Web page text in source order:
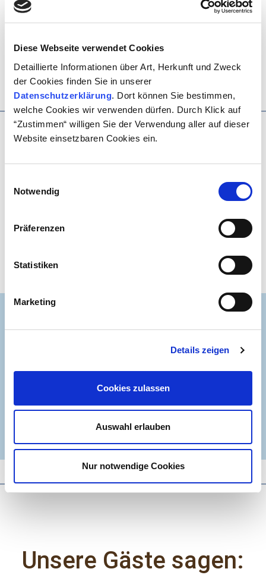
Diese Webseite verwendet Cookies
Detaillierte Informationen über Art, Herkunft und Zweck
der Cookies finden Sie in unserer
Datenschutzerklärung. Dort können Sie bestimmen,
welche Cookies wir verwenden dürfen. Durch Klick auf
“Zustimmen“ willigen Sie der Verwendung aller auf dieser
Website einsetzbaren Cookies ein.
Notwendig
Präferenzen
Statistiken
Marketing
Details zeigen
Cookies zulassen
Auswahl erlauben
Nur notwendige Cookies
Unsere Gäste sagen:
Unsere Gäste sagen: